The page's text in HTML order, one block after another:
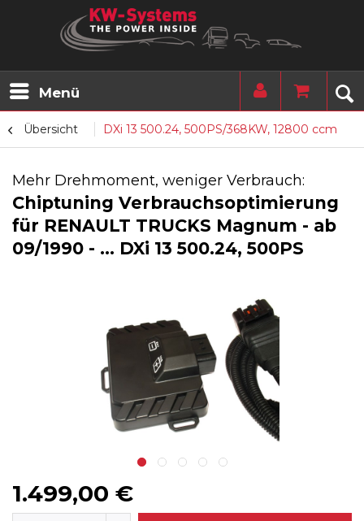
Menü
Übersicht DXi 13 500.24, 500PS/368KW, 12800 ccm
Mehr Drehmoment, weniger Verbrauch:
Chiptuning Verbrauchsoptimierung
für RENAULT TRUCKS Magnum - ab
09/1990 - ... DXi 13 500.24, 500PS
1.499,00 €